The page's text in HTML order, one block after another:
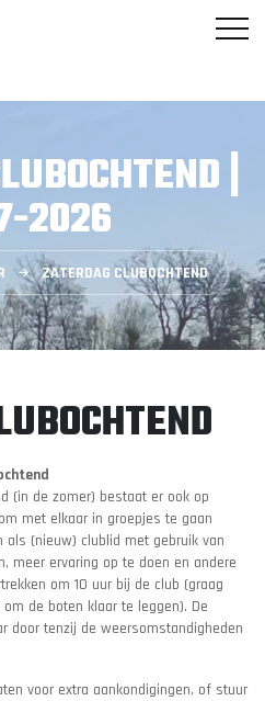
|
2026
ZATERDAG CLUBOCHTEND
(in de zomer) bestaat er ook op
met elkaar in groepjes te gaan
als (nieuw) clublid met gebruik van
meer ervaring op te doen en andere
om 10 uur bij de club (graag
de boten klaar te leggen). De
door tenzij de weersomstandigheden
voor extra aankondigingen, of stuur